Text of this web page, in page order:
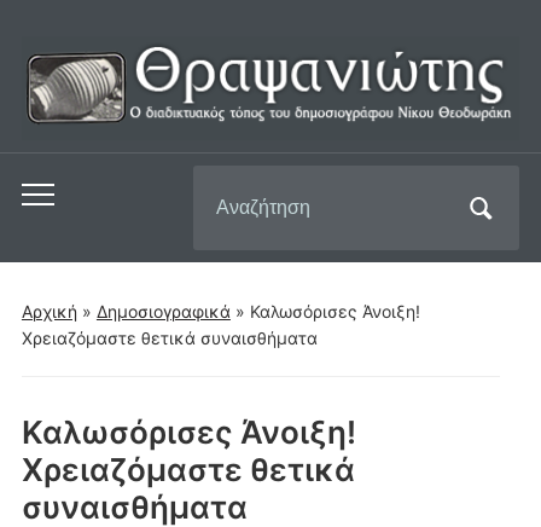
Εναλλαγή
μενού
για
κινητά
για:
Αρχική » Δημοσιογραφικά » Καλωσόρισες Άνοιξη!
Χρειαζόμαστε θετικά συναισθήματα
Καλωσόρισες Άνοιξη!
Χρειαζόμαστε θετικά
συναισθήματα